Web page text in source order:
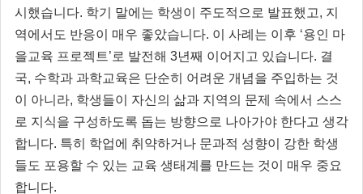
시했습니다. 학기 말에는 학생이 주도적으로 발표했고, 지
역에서도 반응이 매우 좋았습니다. 이 사례는 이후 ‘용인 마
을교육 프로젝트’로 발전해 3년째 이어지고 있습니다. 결
국, 수학과 과학교육은 단순히 어려운 개념을 주입하는 것
이 아니라, 학생들이 자신의 삶과 지역의 문제 속에서 스스
로 지식을 구성하도록 돕는 방향으로 나아가야 한다고 생각
합니다. 특히 학업에 취약하거나 문과적 성향이 강한 학생
들도 포용할 수 있는 교육 생태계를 만드는 것이 매우 중요
합니다.